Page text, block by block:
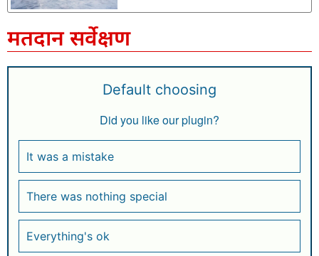
मतदान सर्वेक्षण
Default choosing
Did you like our plugin?
It was a mistake
There was nothing special
Everything's ok